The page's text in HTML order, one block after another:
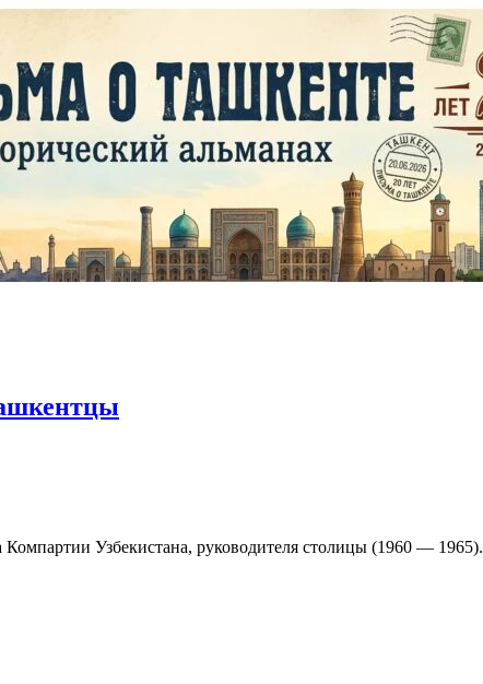
Узбекистана, руководителя столицы (1960 — 1965).